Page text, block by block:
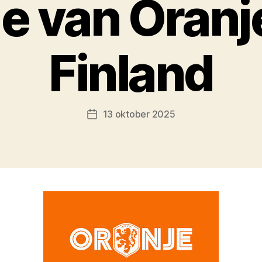
van
Finland
Berichtdatum
13 oktober 2025